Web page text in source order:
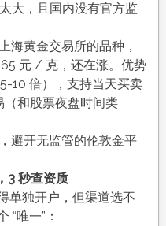
大，且国内没有官方监
海黄金交易所的品种，
元 / 克，还在涨。优势
10 倍），支持当天买卖
（和股票夜盘时间类
避开无监管的伦敦金平
3 秒查资质
单独开户，但渠道选不
“唯一”：